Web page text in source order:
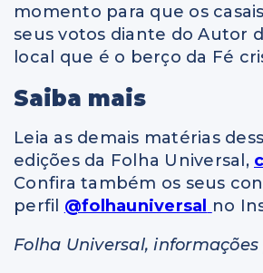
momento para que os
seus votos diante do Autor
local que é o berço da Fé
Saiba mais
Leia as demais matérias
edições da Folha Universal,
Confira também os seus
perfil @folhauniversal no
Folha Universal,